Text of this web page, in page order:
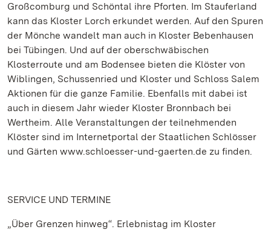
Großcomburg und Schöntal ihre Pforten. Im Stauferland
kann das Kloster Lorch erkundet werden. Auf den Spuren
der Mönche wandelt man auch in Kloster Bebenhausen
bei Tübingen. Und auf der oberschwäbischen
Klosterroute und am Bodensee bieten die Klöster von
Wiblingen, Schussenried und Kloster und Schloss Salem
Aktionen für die ganze Familie. Ebenfalls mit dabei ist
auch in diesem Jahr wieder Kloster Bronnbach bei
Wertheim. Alle Veranstaltungen der teilnehmenden
Klöster sind im Internetportal der Staatlichen Schlösser
und Gärten www.schloesser-und-gaerten.de zu finden.
SERVICE UND TERMINE
„Über Grenzen hinweg“. Erlebnistag im Kloster